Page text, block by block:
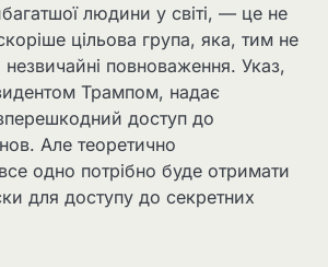
людини у світі, — це не
цільова група, яка, тим не
повноваження. Указ,
Трампом, надає
доступ до
Але теоретично
одно потрібно буде отримати
для доступу до секретних